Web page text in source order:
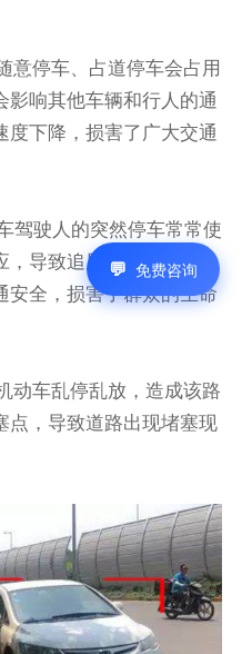
停车、占道停车会占用
影响其他车辆和行人的通
度下降，损害了广大交通
驶人的突然停车常常使
，导致追尾事故、相互碰
安全，损害了群众的生命
车乱停乱放，造成该路
点，导致道路出现堵塞现
免费咨询